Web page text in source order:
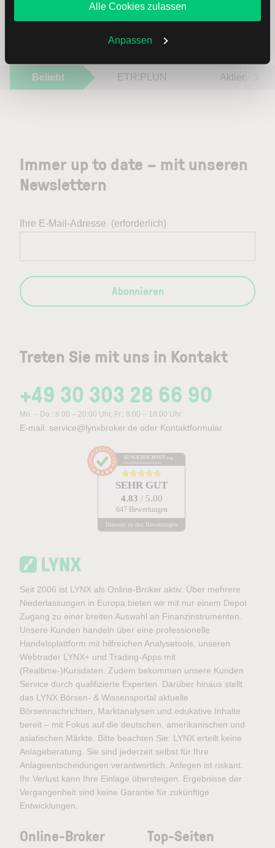
Sie zulassen oder ablehnen. Ihre Entscheidung können
Sie jederzeit in denCookie-Einstellungenändern.
Weitere Infos auch in unsererDatenschutzerklärung
Alle Cookies zulassen
Anpassen
Beliebt ETR:PLUN Aktien im
Treten Sie mit uns in Kontakt
+49 30 303 28 66 90
Mo. – Do.: 8:00 – 20:00 Uhr, Fr.: 8:00 – 18:00 Uhr
E-mail: service@lynxbroker.de oder Kontaktformular
AUSGEZEICHNET .org
Kundenbewertungen
SEHR GUT
4.83 / 5.00
647 Bewertungen
Hinweis zu den Bewertungen
Immer up to date – mit unseren
Newslettern
Ihre E-Mail-Adresse (erforderlich)
Abonnieren
Seit 2006 ist LYNX als Online-Broker aktiv. Über mehrere
Niederlassungen in Europa bieten wir mit nur einem Depot
Zugang zu einer breiten Auswahl an Finanzinstrumenten.
Unsere Kunden handeln über eine professionelle
Handelsplattform mit hilfreichen Analysetools, unseren
Webtrader LYNX+ und Trading-Apps mit
(Realtime-)Kursdaten. Zudem bekommen unsere Kunden
Service durch qualifizierte Experten. Darüber hinaus stellt
das LYNX Börsen- & Wissensportal aktuelle
Börsennachrichten, Marktanalysen und edukative Inhalte
bereit – mit Fokus auf die deutschen, amerikanischen und
asiatischen Märkte. Bitte beachten Sie: LYNX erteilt keine
Anlageberatung. Sie sind jederzeit selbst für Ihre
Anlageentscheidungen verantwortlich. Anlegen ist riskant.
Ihr Verlust kann Ihre Einlage übersteigen. Ergebnisse der
Vergangenheit sind keine Garantie für zukünftige
Entwicklungen.
Online-Broker Top-Seiten